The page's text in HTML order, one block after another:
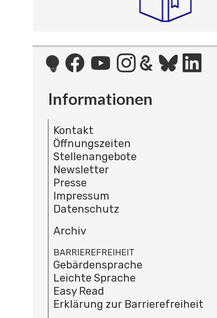
Informationen
Kontakt
Öffnungszeiten
Stellenangebote
Newsletter
Presse
Impressum
Datenschutz
Archiv
BARRIEREFREIHEIT
Gebärdensprache
Leichte Sprache
Easy Read
Erklärung zur Barrierefreiheit